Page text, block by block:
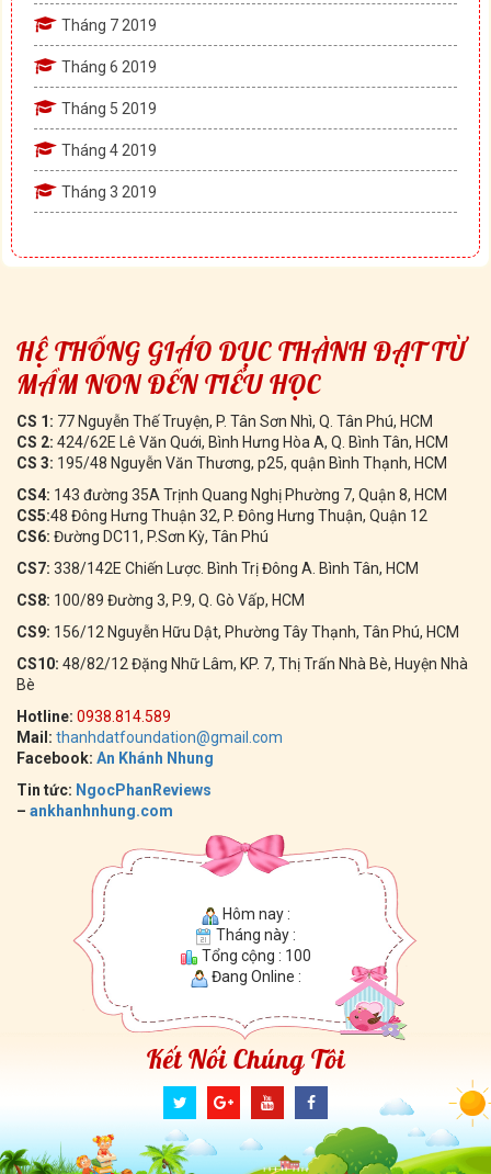
Tháng 7 2019
Tháng 6 2019
Tháng 5 2019
Tháng 4 2019
Tháng 3 2019
HỆ THỐNG GIÁO DỤC THÀNH ĐẠT TỪ
MẦM NON ĐẾN TIỂU HỌC
CS 1: 77 Nguyễn Thế Truyện, P. Tân Sơn Nhì, Q. Tân Phú, HCM
CS 2: 424/62E Lê Văn Quới, Bình Hưng Hòa A, Q. Bình Tân, HCM
CS 3: 195/48 Nguyễn Văn Thương, p25, quận Bình Thạnh, HCM
CS4: 143 đường 35A Trịnh Quang Nghị Phường 7, Quận 8, HCM
CS5:48 Đông Hưng Thuận 32, P. Đông Hưng Thuận, Quận 12
CS6: Đường DC11, P.Sơn Kỳ, Tân Phú
CS7: 338/142E Chiến Lược. Bình Trị Đông A. Bình Tân, HCM
CS8: 100/89 Đường 3, P.9, Q. Gò Vấp, HCM
CS9: 156/12 Nguyễn Hữu Dật, Phường Tây Thạnh, Tân Phú, HCM
CS10: 48/82/12 Đặng Nhữ Lâm, KP. 7, Thị Trấn Nhà Bè, Huyện Nhà
Bè
Hotline: 0938.814.589
Mail: thanhdatfoundation@gmail.com
Facebook: An Khánh Nhung
Tin tức: NgocPhanReviews
– ankhanhnhung.com
Hôm nay :
Tháng này :
Tổng cộng : 100
Đang Online :
Kết Nối Chúng Tôi